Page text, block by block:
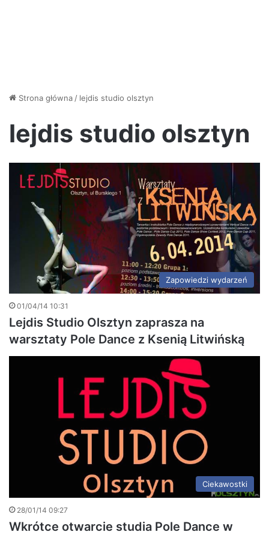
Strona główna / lejdis studio olsztyn
lejdis studio olsztyn
Zapowiedzi wydarzeń
01/04/14 10:31
Lejdis Studio Olsztyn zaprasza na
warsztaty Pole Dance z Ksenią Litwińską
Ciekawostki
28/01/14 09:27
Wkrótce otwarcie studia Pole Dance w